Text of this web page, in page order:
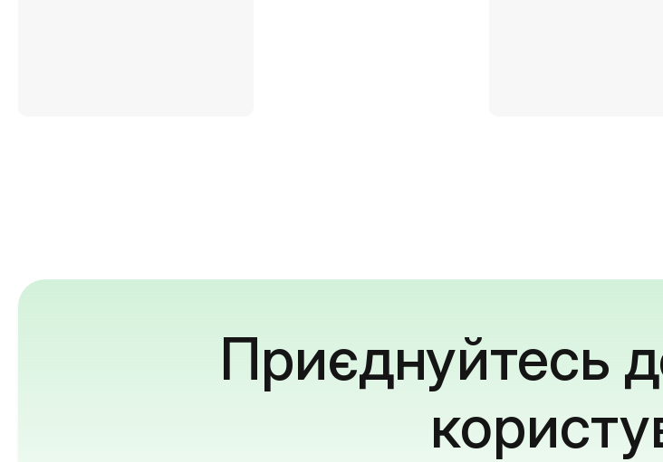
Приєднуйтесь